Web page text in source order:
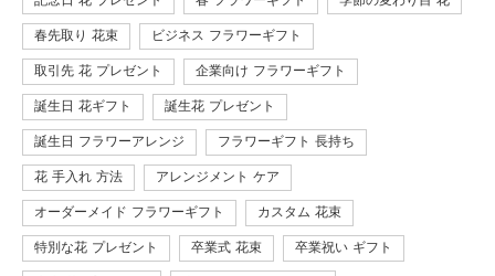
春先取り 花束 ビジネス フラワーギフト
取引先 花 プレゼント 企業向け フラワーギフト
誕生日 花ギフト 誕生花 プレゼント
誕生日 フラワーアレンジ フラワーギフト 長持ち
花 手入れ 方法 アレンジメント ケア
オーダーメイド フラワーギフト カスタム 花束
特別な花 プレゼント 卒業式 花束 卒業祝い ギフト